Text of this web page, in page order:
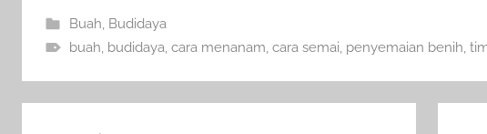
Buah, Budidaya
buah, budidaya, cara menanam, cara semai, penyemaian benih,